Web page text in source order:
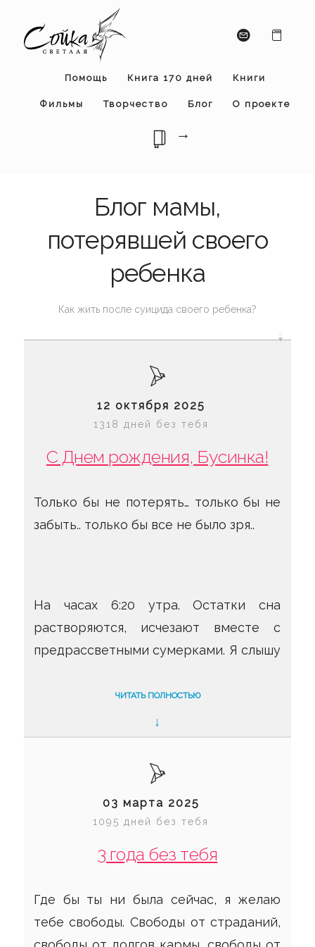
Помощь Книга 170 дней Книги
Фильмы Творчество Блог О проекте
→
Блог мамы,
потерявшей своего
ребенка
Как жить после суицида своего ребенка?
12 октября 2025
1318 дней без тебя
С Днем рождения, Бусинка!
Только бы не потерять… только бы не
забыть.. только бы все не было зря..
На часах 6:20 утра. Остатки сна
растворяются, исчезают вместе с
предрассветными сумерками. Я слышу
настойчиво отбивает монотонную
мелодию. «Это был сон..» - мысль
окончательно пробуждает меня. Да,
это был какой-то сон, который я уже
не смогу вспомнить, и от него
остались только эти обрывки мыслей.
Я чувствую, как крепко сжимаю ее
любимую игрушку. «Сегодня ее день
ЧИТАТЬ ПОЛНОСТЬЮ
↓
03 марта 2025
1095 дней без тебя
3 года без тебя
Где бы ты ни была сейчас, я желаю
тебе свободы. Свободы от страданий,